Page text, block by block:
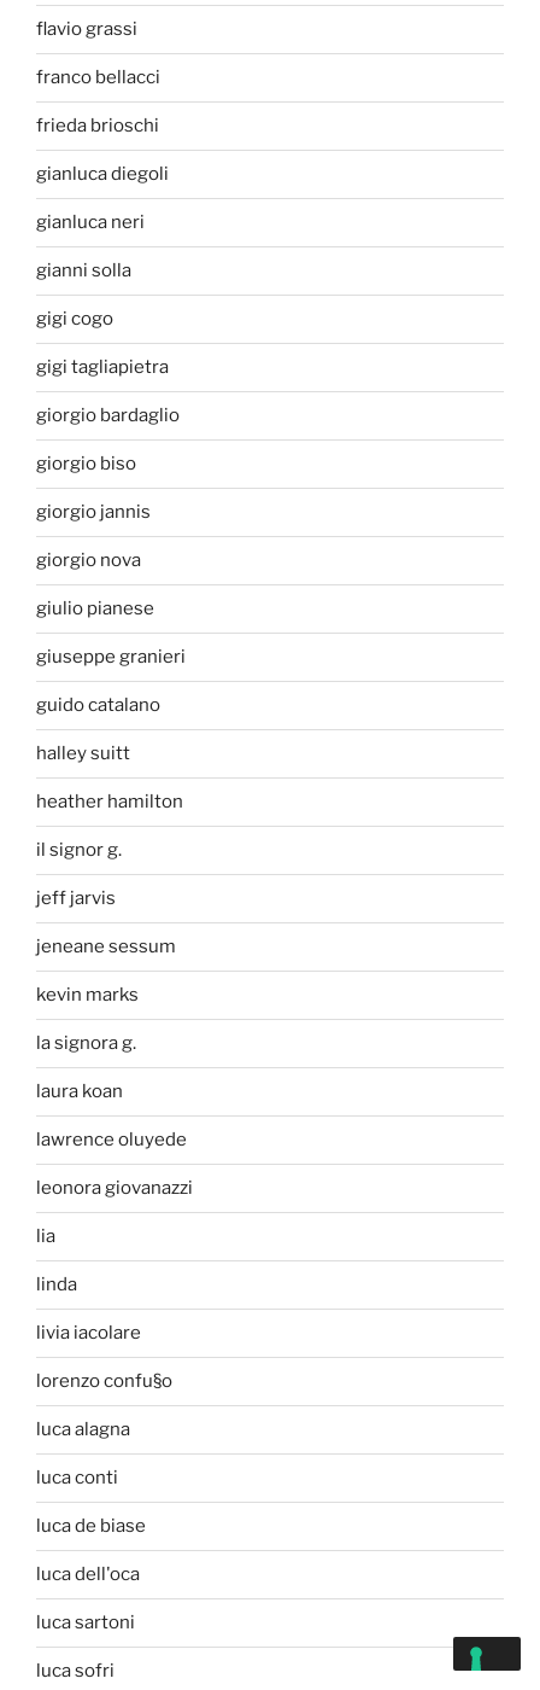
flavio grassi
franco bellacci
frieda brioschi
gianluca diegoli
gianluca neri
gianni solla
gigi cogo
gigi tagliapietra
giorgio bardaglio
giorgio biso
giorgio jannis
giorgio nova
giulio pianese
giuseppe granieri
guido catalano
halley suitt
heather hamilton
il signor g.
jeff jarvis
jeneane sessum
kevin marks
la signora g.
laura koan
lawrence oluyede
leonora giovanazzi
lia
linda
livia iacolare
lorenzo confu§o
luca alagna
luca conti
luca de biase
luca dell'oca
luca sartoni
luca sofri